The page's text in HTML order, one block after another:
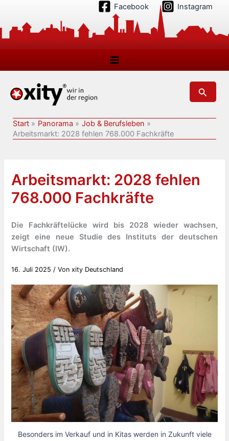
springen
Facebook Instagram
Suchen
Start Panorama
Job & Berufsleben
Arbeitsmarkt: 2028 fehlen 768.000 Fachkräfte
Arbeitsmarkt: 2028 fehlen
768.000 Fachkräfte
Die Fachkräftelücke wird bis 2028 wieder wachsen,
zeigt eine neue Studie des Instituts der deutschen
Wirtschaft (IW).
16. Juli 2025 / Vonxity Deutschland
Besonders im Verkauf und in Kitas werden in Zukunft viele